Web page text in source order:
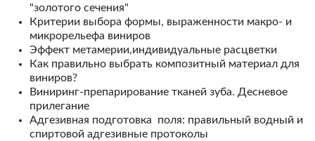
"золотого сечения"
Критерии выбора формы, выраженности макро- и
микрорельефа виниров
Эффект метамерии,индивидуальные расцветки
Как правильно выбрать композитный материал для
виниров?
Виниринг-препарирование тканей зуба. Десневое
прилегание
Адгезивная подготовка поля: правильный водный и
спиртовой адгезивные протоколы